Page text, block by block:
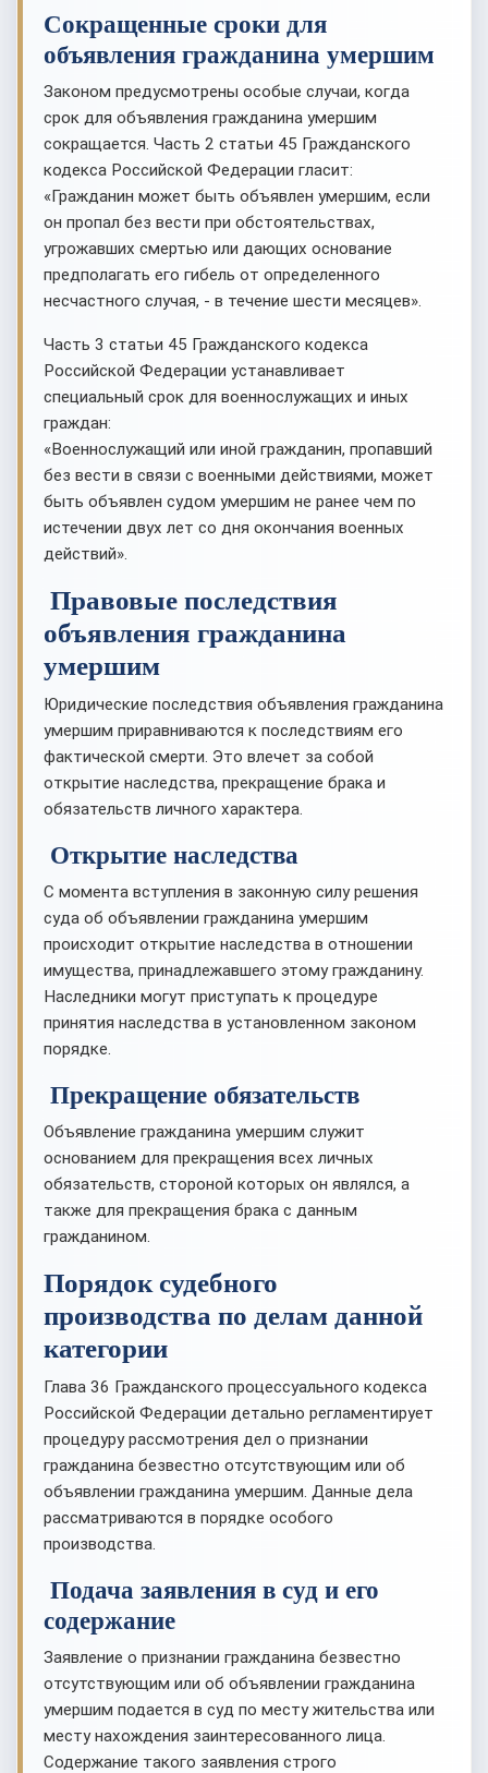
Сокращенные сроки для
объявления гражданина умершим
Законом предусмотрены особые случаи, когда
срок для объявления гражданина умершим
сокращается. Часть 2 статьи 45 Гражданского
кодекса Российской Федерации гласит:
«Гражданин может быть объявлен умершим, если
он пропал без вести при обстоятельствах,
угрожавших смертью или дающих основание
предполагать его гибель от определенного
несчастного случая, - в течение шести месяцев».
Часть 3 статьи 45 Гражданского кодекса
Российской Федерации устанавливает
специальный срок для военнослужащих и иных
граждан:
«Военнослужащий или иной гражданин, пропавший
без вести в связи с военными действиями, может
быть объявлен судом умершим не ранее чем по
истечении двух лет со дня окончания военных
действий».
Правовые последствия
объявления гражданина
умершим
Юридические последствия объявления гражданина
умершим приравниваются к последствиям его
фактической смерти. Это влечет за собой
открытие наследства, прекращение брака и
обязательств личного характера.
Открытие наследства
С момента вступления в законную силу решения
суда об объявлении гражданина умершим
происходит открытие наследства в отношении
имущества, принадлежавшего этому гражданину.
Наследники могут приступать к процедуре
принятия наследства в установленном законом
порядке.
Прекращение обязательств
Объявление гражданина умершим служит
основанием для прекращения всех личных
обязательств, стороной которых он являлся, а
также для прекращения брака с данным
гражданином.
Порядок судебного
производства по делам данной
категории
Глава 36 Гражданского процессуального кодекса
Российской Федерации детально регламентирует
процедуру рассмотрения дел о признании
гражданина безвестно отсутствующим или об
объявлении гражданина умершим. Данные дела
рассматриваются в порядке особого
производства.
Подача заявления в суд и его
содержание
Заявление о признании гражданина безвестно
отсутствующим или об объявлении гражданина
умершим подается в суд по месту жительства или
месту нахождения заинтересованного лица.
Содержание такого заявления строго